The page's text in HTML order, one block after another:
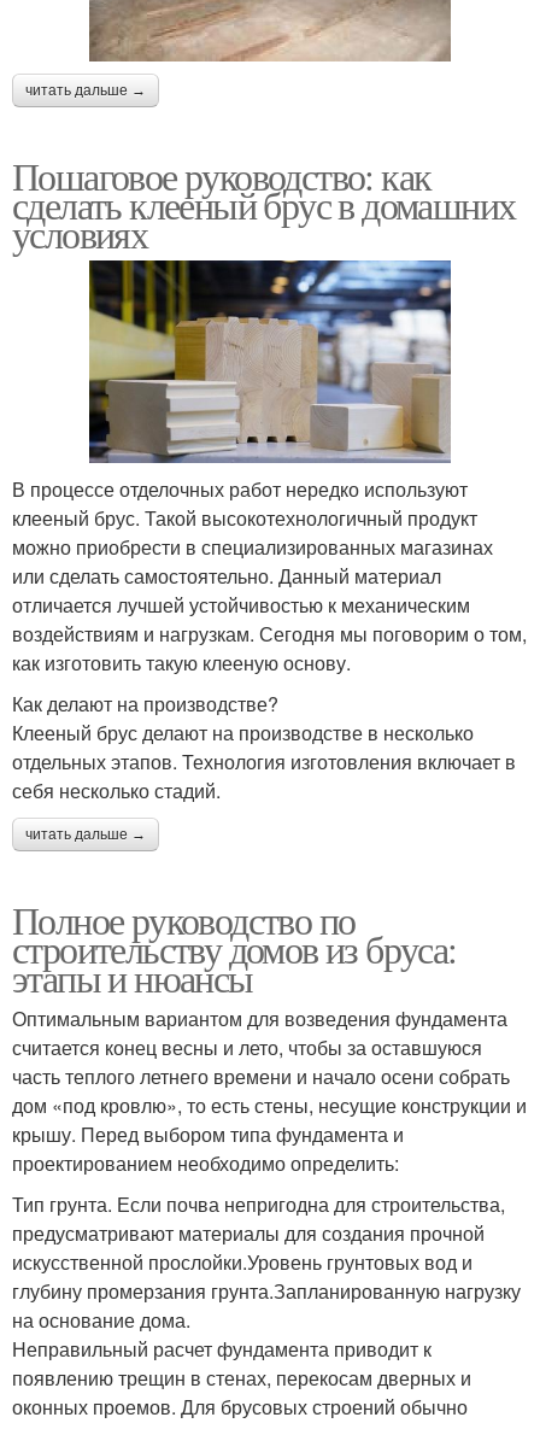
читать дальше →
Пошаговое руководство: как
сделать клееный брус в домашних
условиях
В процессе отделочных работ нередко используют
клееный брус. Такой высокотехнологичный продукт
можно приобрести в специализированных магазинах
или сделать самостоятельно. Данный материал
отличается лучшей устойчивостью к механическим
воздействиям и нагрузкам. Сегодня мы поговорим о том,
как изготовить такую клееную основу.
Как делают на производстве?
Клееный брус делают на производстве в несколько
отдельных этапов. Технология изготовления включает в
себя несколько стадий.
читать дальше →
Полное руководство по
строительству домов из бруса:
этапы и нюансы
Оптимальным вариантом для возведения фундамента
считается конец весны и лето, чтобы за оставшуюся
часть теплого летнего времени и начало осени собрать
дом «под кровлю», то есть стены, несущие конструкции и
крышу. Перед выбором типа фундамента и
проектированием необходимо определить:
Тип грунта. Если почва непригодна для строительства,
предусматривают материалы для создания прочной
искусственной прослойки.Уровень грунтовых вод и
глубину промерзания грунта.Запланированную нагрузку
на основание дома.
Неправильный расчет фундамента приводит к
появлению трещин в стенах, перекосам дверных и
оконных проемов. Для брусовых строений обычно